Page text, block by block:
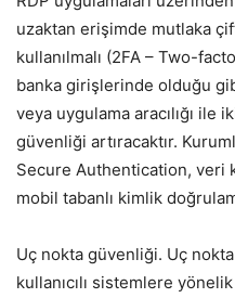
uzaktan erişimde mutlaka
kullanılmalı (2FA – Two-
banka girişlerinde olduğu
veya uygulama aracılığı
güvenliği artıracaktır.
Secure Authentication, veri
mobil tabanlı kimlik
Uç nokta güvenliği. Uç nokta
kullanıcılı sistemlere